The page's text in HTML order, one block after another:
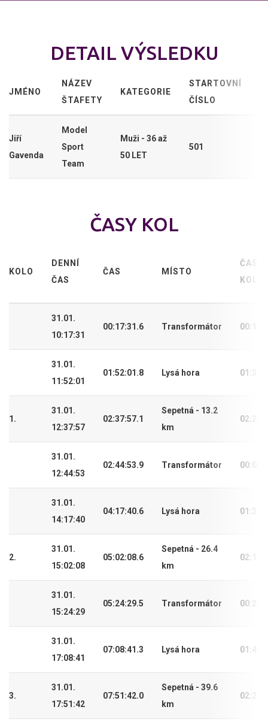
DETAIL VÝSLEDKU
JMÉNO
NÁZEV
ŠTAFETY
KATEGORIE
STARTOVNÍ
ČÍSLO
Jiří
Gavenda
Model
Sport
Team
Muži - 36 až
50 LET
501
ČASY KOL
KOLO
DENNÍ
ČAS
ČAS MÍSTO
ČAS
KOLA
31.01.
10:17:31
00:17:31.6 Transformátor
31.01.
11:52:01
01:52:01.8 Lysá hora
1.
31.01.
12:37:57
02:37:57.1
Sepetná - 13.2
km
31.01.
12:44:53
02:44:53.9 Transformátor
31.01.
14:17:40
04:17:40.6 Lysá hora
2.
31.01.
15:02:08
05:02:08.6
Sepetná - 26.4
km
31.01.
15:24:29
05:24:29.5 Transformátor
31.01.
17:08:41
07:08:41.3 Lysá hora
3.
31.01.
17:51:42
07:51:42.0
Sepetná - 39.6
km